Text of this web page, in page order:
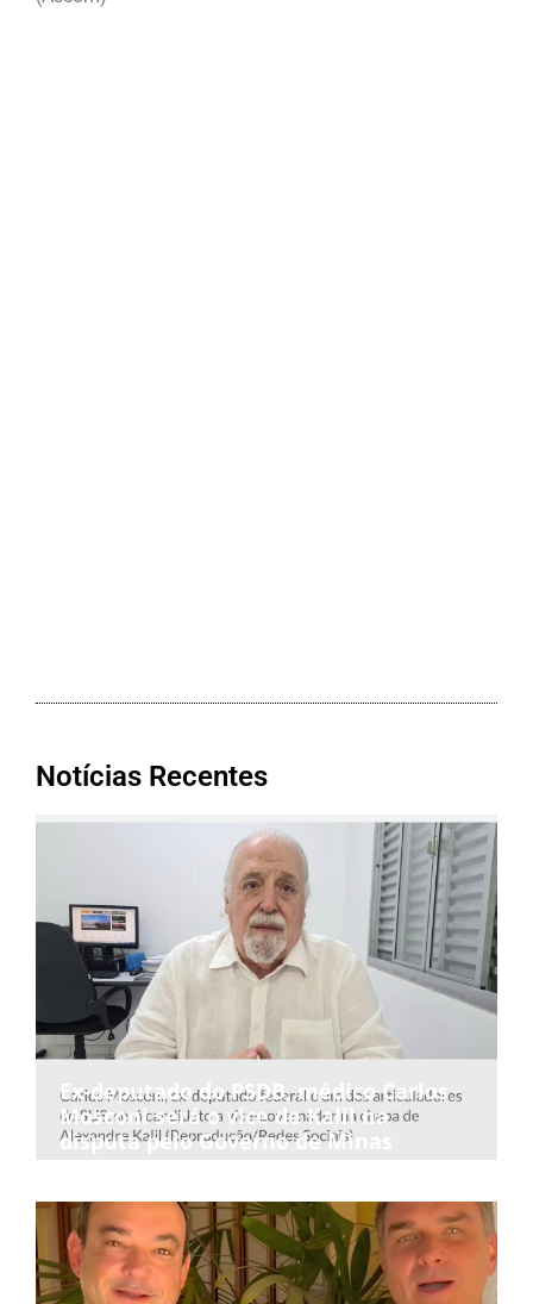
Notícias Recentes
Ex-deputado do PSDB, médico Carlos
Mosconi será o vice de Kalil na
disputa pelo Governo de Minas